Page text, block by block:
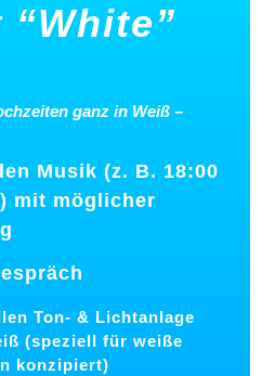
“White”
ganz in Weiß –
Musik (z. B. 18:00
mit möglicher
Ton- & Lichtanlage
(speziell für weiße
konzipiert)